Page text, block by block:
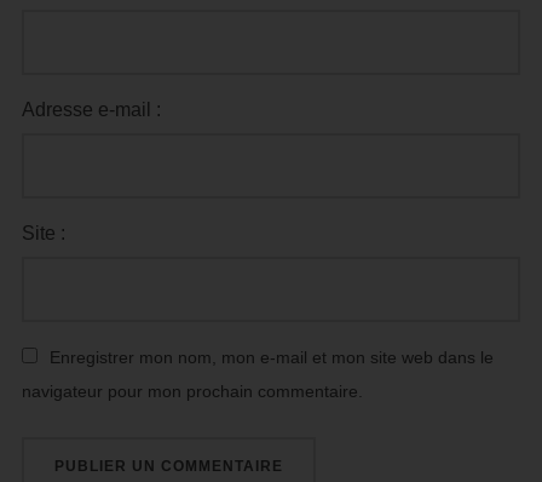
Adresse e-mail :
Site :
Enregistrer mon nom, mon e-mail et mon site web dans le
navigateur pour mon prochain commentaire.